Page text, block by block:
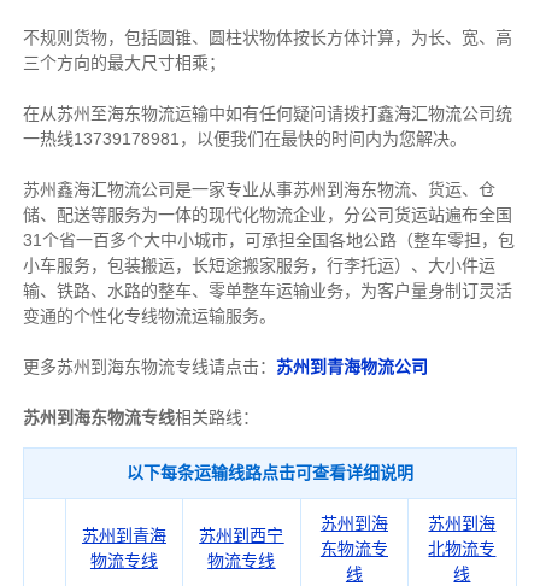
不规则货物，包括圆锥、圆柱状物体按长方体计算，为长、宽、高
三个方向的最大尺寸相乘；
在从苏州至海东物流运输中如有任何疑问请拨打鑫海汇物流公司统
一热线13739178981，以便我们在最快的时间内为您解决。
苏州鑫海汇物流公司是一家专业从事苏州到海东物流、货运、仓
储、配送等服务为一体的现代化物流企业，分公司货运站遍布全国
31个省一百多个大中小城市，可承担全国各地公路（整车零担，包
小车服务，包装搬运，长短途搬家服务，行李托运）、大小件运
输、铁路、水路的整车、零单整车运输业务，为客户量身制订灵活
变通的个性化专线物流运输服务。
更多苏州到海东物流专线请点击： 苏州到青海物流公司
苏州到海东物流专线相关路线：
以下每条运输线路点击可查看详细说明
苏州到青海
物流专线
苏州到西宁
物流专线
苏州到海
东物流专
线
苏州到海
北物流专
线